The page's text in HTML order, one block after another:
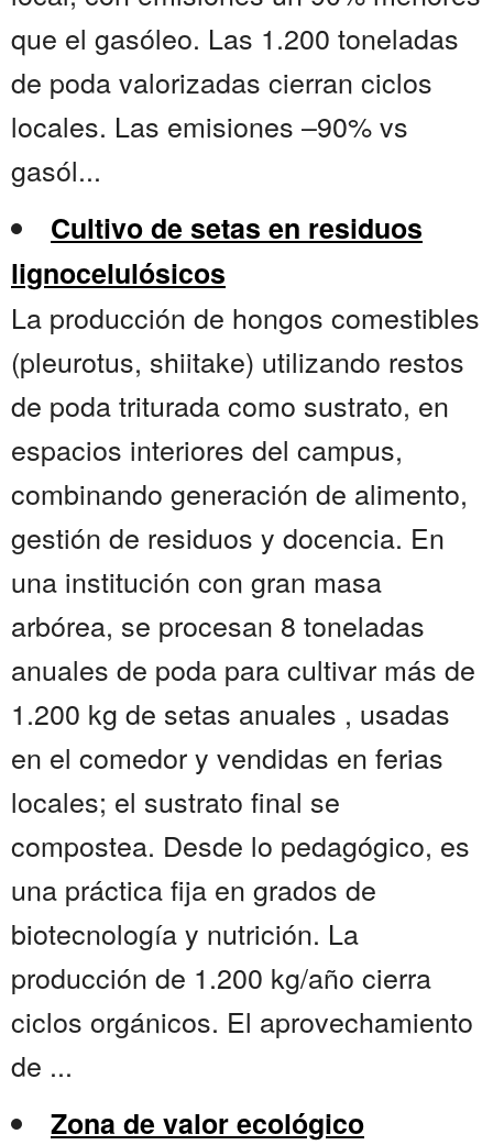
que el gasóleo. Las 1.200 toneladas
de poda valorizadas cierran ciclos
locales. Las emisiones –90% vs
gasól...
Cultivo de setas en residuos
lignocelulósicos
La producción de hongos comestibles
(pleurotus, shiitake) utilizando restos
de poda triturada como sustrato, en
espacios interiores del campus,
combinando generación de alimento,
gestión de residuos y docencia. En
una institución con gran masa
arbórea, se procesan 8 toneladas
anuales de poda para cultivar más de
1.200 kg de setas anuales , usadas
en el comedor y vendidas en ferias
locales; el sustrato final se
compostea. Desde lo pedagógico, es
una práctica fija en grados de
biotecnología y nutrición. La
producción de 1.200 kg/año cierra
ciclos orgánicos. El aprovechamiento
de ...
Zona de valor ecológico